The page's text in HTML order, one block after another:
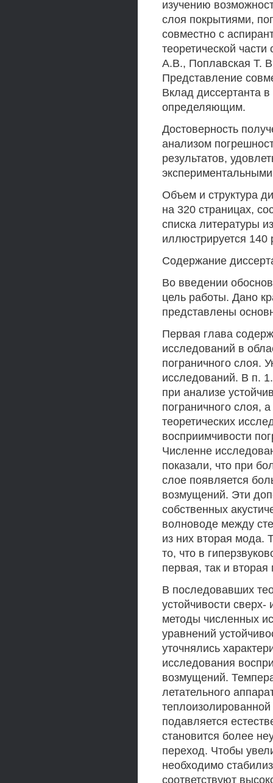
изучению
слоя покрытиями,
совместно с
теоретической
А.В., Поплавская Т.
Представление
Вклад диссертанта
определяющим.
Достоверность
анализом
результатов,
Объем и структура
на 320 страницах,
списка литературы
иллюстрируется 140
Содержание
Во введении
цель работы. Дано
представлены
Первая глава
исследований в
пограничного слоя.
исследований. В п.
при анализе
пограничного слоя,
теоретических
восприимчивости
Численне
показали, что при
слое появляется
возмущений. Эти
собственных
волноводе между
из них вторая мода.
то, что в
первая, так и
В последовавших
устойчивости
методы численных
уравнений
уточнялись
исследования
возмущений.
летательного
подавляется
становится более
переход. Чтобы
необходимо
соответствуют